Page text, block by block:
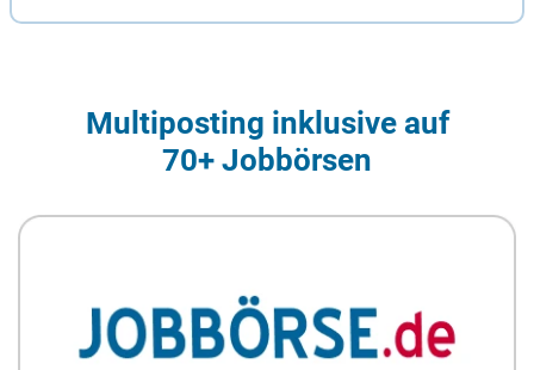
Multiposting inklusive auf
70+ Jobbörsen